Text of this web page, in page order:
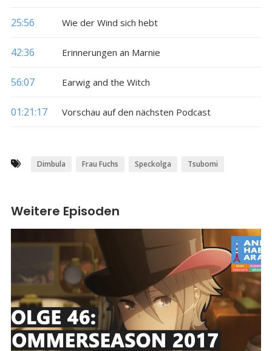
25:56 Wie der Wind sich hebt
42:36 Erinnerungen an Marnie
56:07 Earwig and the Witch
01:21:17 Vorschau auf den nächsten Podcast
Dimbula Frau Fuchs Speckolga Tsubomi
Weitere Episoden